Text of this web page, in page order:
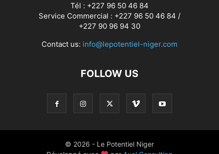
Tél : +227 96 50 46 84
Service Commercial : +227 96 50 46 84 /
+227 90 96 94 30
Contact us: info@lepotentiel-niger.com
FOLLOW US
© 2026 - Le Potentiel Niger